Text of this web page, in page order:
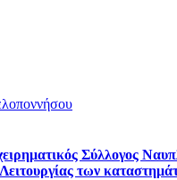
Σύλλογος
των